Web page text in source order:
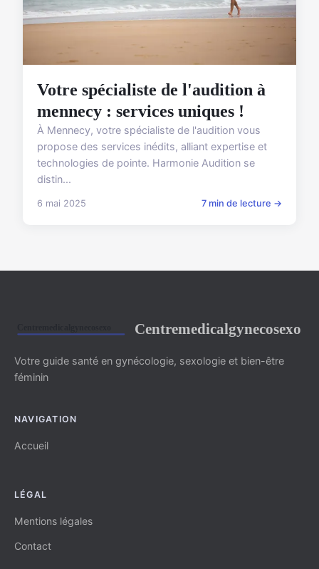
Votre spécialiste de l'audition à
mennecy : services uniques !
À Mennecy, votre spécialiste de l'audition vous
propose des services inédits, alliant expertise et
technologies de pointe. Harmonie Audition se
distin...
6 mai 2025 7 min de lecture →
Centremedicalgynecosexo
Votre guide santé en gynécologie, sexologie et bien-être
féminin
NAVIGATION
Accueil
LÉGAL
Mentions légales
Contact